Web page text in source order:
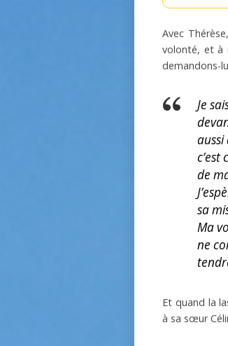
Avec
volonté, et à
demandons-
Je
aussi
de
sa
Ma
ne
Et quand la
à sa sœur